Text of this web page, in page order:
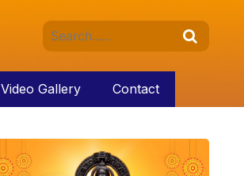
Video Gallery Contact